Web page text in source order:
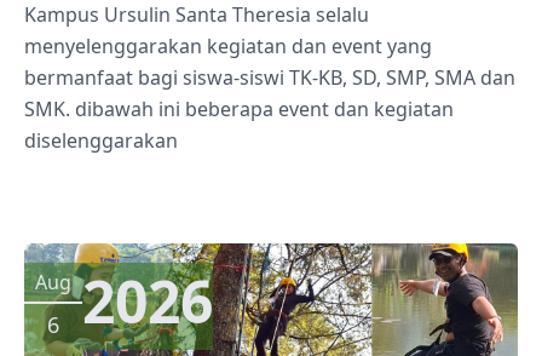
Kampus Ursulin Santa Theresia selalu
menyelenggarakan kegiatan dan event yang
bermanfaat bagi siswa-siswi TK-KB, SD, SMP, SMA dan
SMK. dibawah ini beberapa event dan kegiatan
diselenggarakan
Aug
6 2026